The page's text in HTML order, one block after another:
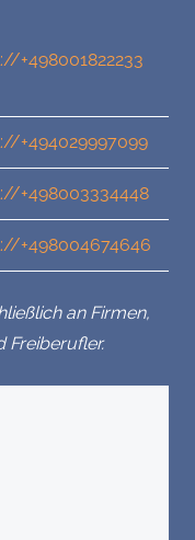
+498001822233
+494029997099
+498003334448
+498004674646
an Firmen,
Freiberufler.